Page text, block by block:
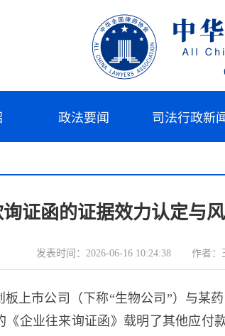
政法要闻 司法行政新
询证函的证据效力认定与
发表时间：2026-06-16 10:24:38 作者：
板上市公司（下称“生物公司”）与某
《企业往来询证函》载明了其他应付